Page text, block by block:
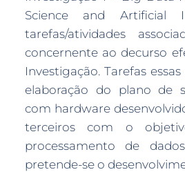
Science and Artificial
tarefas/atividades
concernente ao decurso
Investigação. Tarefas
elaboração do plano de
com hardware
terceiros com o
processamento de
pretende-se o